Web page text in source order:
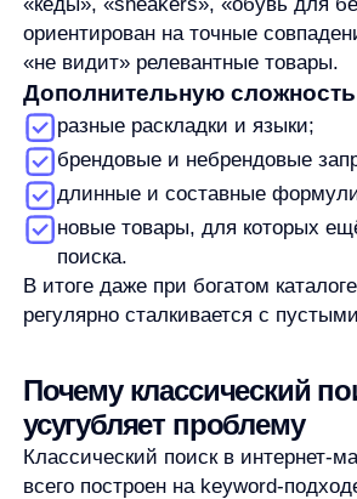
Классический поиск в интернет-
всего построен на keyword-подходе. Он
точные или частичные совпадения между
запросом пользователя и текстовыми
в каталоге: названием, описанием,
У такого подхода есть фундаментальные
ограничения. Он не понимает смысл
и не работает с намерением
отклонение от «идеальной»
снижает релевантность или приводит к
выдаче. Для компенсации этих
команды добавляют словари
правила и исключения, но по мере роста
становится всё менее эффективной.
В результате поиск требует постоянного
контроля, плохо масштабируется и всё
не успевает за реальным поведением